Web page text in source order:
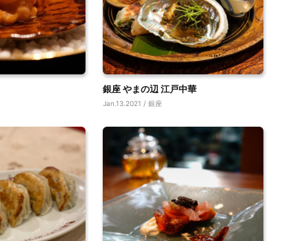
銀座 やまの辺 江戸中華
Jan.13.2021 / 銀座